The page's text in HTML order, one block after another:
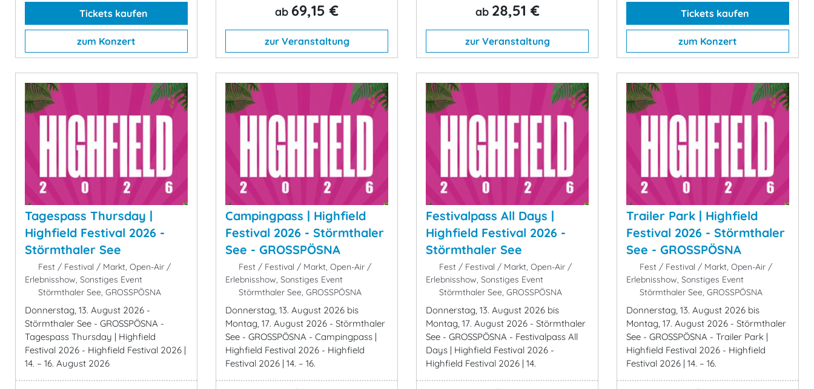
Tickets kaufen
zum Konzert
ab 69,15 €
zur Veranstaltung
ab 28,51 €
zur Veranstaltung
Tickets kaufen
zum Konzert
Tagespass Thursday |
Highfield Festival 2026 -
Störmthaler See
Fest / Festival / Markt, Open-Air /
Erlebnisshow, Sonstiges Event
Störmthaler See, GROSSPÖSNA
Donnerstag, 13. August 2026 -
Störmthaler See - GROSSPÖSNA -
Tagespass Thursday | Highfield
Festival 2026 - Highfield Festival 2026 |
14. – 16. August 2026
Campingpass | Highfield
Festival 2026 - Störmthaler
See - GROSSPÖSNA
Fest / Festival / Markt, Open-Air /
Erlebnisshow, Sonstiges Event
Störmthaler See, GROSSPÖSNA
Donnerstag, 13. August 2026 bis
Montag, 17. August 2026 - Störmthaler
See - GROSSPÖSNA - Campingpass |
Highfield Festival 2026 - Highfield
Festival 2026 | 14. – 16.
Festivalpass All Days |
Highfield Festival 2026 -
Störmthaler See
Fest / Festival / Markt, Open-Air /
Erlebnisshow, Sonstiges Event
Störmthaler See, GROSSPÖSNA
Donnerstag, 13. August 2026 bis
Montag, 17. August 2026 - Störmthaler
See - GROSSPÖSNA - Festivalpass All
Days | Highfield Festival 2026 -
Highfield Festival 2026 | 14.
Trailer Park | Highfield
Festival 2026 - Störmthaler
See - GROSSPÖSNA
Fest / Festival / Markt, Open-Air /
Erlebnisshow, Sonstiges Event
Störmthaler See, GROSSPÖSNA
Donnerstag, 13. August 2026 bis
Montag, 17. August 2026 - Störmthaler
See - GROSSPÖSNA - Trailer Park |
Highfield Festival 2026 - Highfield
Festival 2026 | 14. – 16.